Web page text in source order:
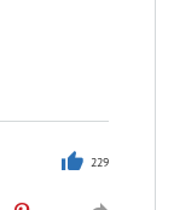
229